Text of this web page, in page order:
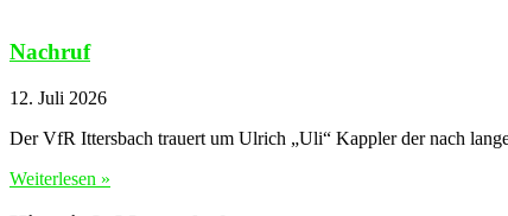
Nachruf
12. Juli 2026
Der VfR Ittersbach trauert um Ulrich „Uli“ Kappler der nach
Weiterlesen »